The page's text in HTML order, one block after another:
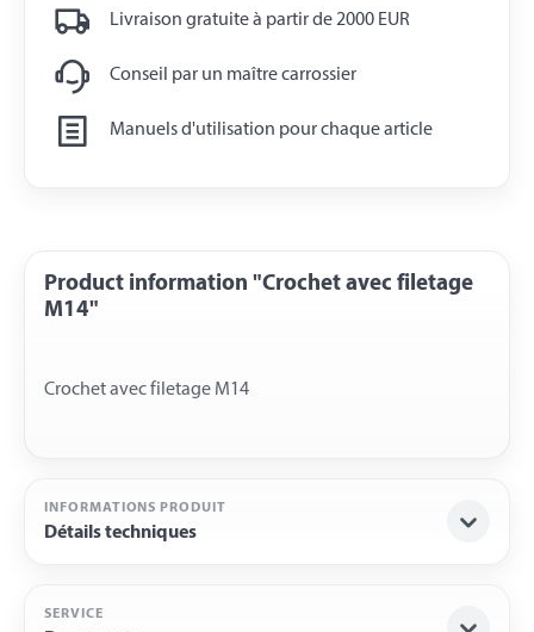
Livraison gratuite à partir de 2000 EUR
Conseil par un maître carrossier
Manuels d'utilisation pour chaque article
Product information "Crochet avec filetage
M14"
INFORMATIONS PRODUIT
Détails techniques
SERVICE